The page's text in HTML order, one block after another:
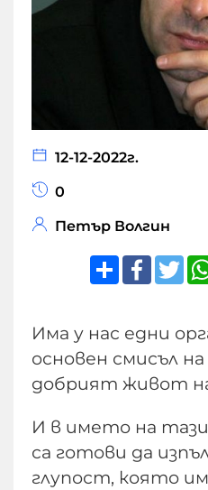
12-12-2022г.
0
Петър Волгин
Share
Има у нас едни
основен смисъл
добрият живот
И в името на
са готови да
глупост, която